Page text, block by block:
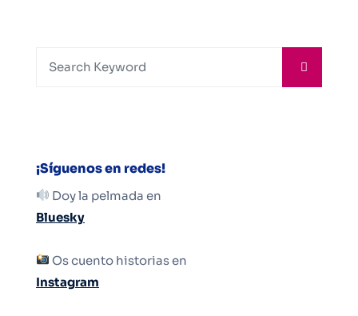
¡Síguenos en redes!
Doy la pelmada en
Bluesky
Os cuento historias en
Instagram